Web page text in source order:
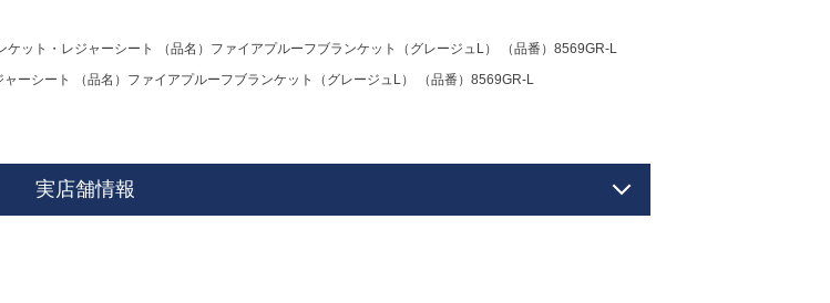
ケット・レジャーシート （品名）ファイアプルーフブランケット（グレージュL） （品番）8569GR-L
ーシート （品名）ファイアプルーフブランケット（グレージュL） （品番）8569GR-L
実店舗情報